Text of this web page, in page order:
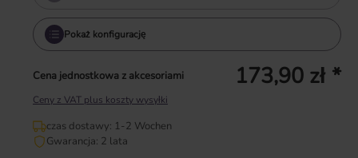
Pokaż konfigurację
Cena jednostkowa z akcesoriami 173,90 zł *
Ceny z VAT plus koszty wysyłki
czas dostawy: 1-2 Wochen
Gwarancja: 2 lata